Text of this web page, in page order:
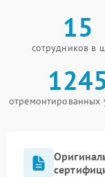
15
сотрудников в
отремонтированных